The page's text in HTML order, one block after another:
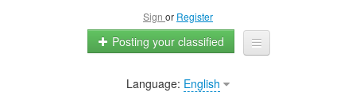
Sign or Register
Posting your classified
Home
Language: English